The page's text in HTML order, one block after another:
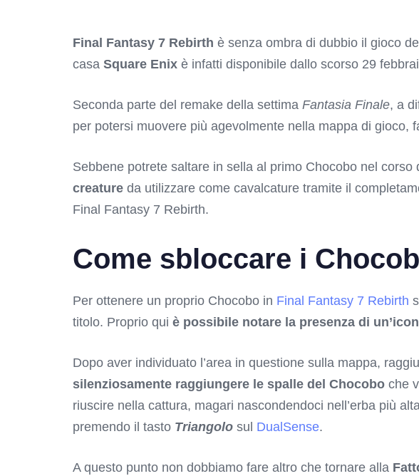
Final Fantasy 7 Rebirth è senza ombra di dubbio il gioco
casa Square Enix è infatti disponibile dallo scorso 29
Seconda parte del remake della settima Fantasia Finale, a
per potersi muovere più agevolmente nella mappa di gioco,
Sebbene potrete saltare in sella al primo Chocobo nel
creature da utilizzare come cavalcature tramite il
Final Fantasy 7 Rebirth.
Come sbloccare i
Per ottenere un proprio Chocobo in Final Fantasy 7 Rebirth
titolo. Proprio qui è possibile notare la presenza di
Dopo aver individuato l’area in questione sulla mappa,
silenziosamente raggiungere le spalle del Chocobo che
riuscire nella cattura, magari nascondendoci nell’erba più
premendo il tasto Triangolo sul DualSense.
A questo punto non dobbiamo fare altro che tornare alla